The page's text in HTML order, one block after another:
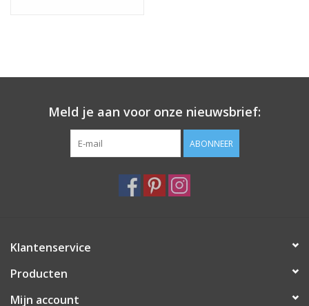
Meld je aan voor onze nieuwsbrief:
ABONNEER
Klantenservice
Producten
Mijn account